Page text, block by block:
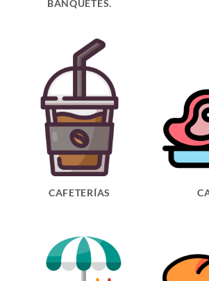
BANQUETES.
CAFETERÍAS